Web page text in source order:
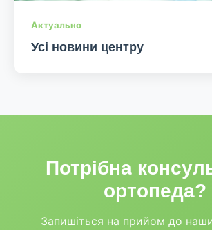
Актуально
Усі новини центру
Потрібна
ортопеда?
Запишіться на прийом до